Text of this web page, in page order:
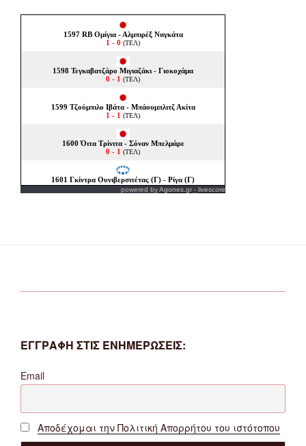
powered byAgones.gr - livescore
ΕΓΓΡΑΦΗ ΣΤΙΣ ΕΝΗΜΕΡΩΣΕΙΣ:
Email
Αποδέχομαι την Πολιτική Απορρήτου του ιστότοπου